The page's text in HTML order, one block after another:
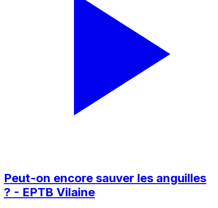
Peut-on encore sauver les anguilles
? - EPTB Vilaine